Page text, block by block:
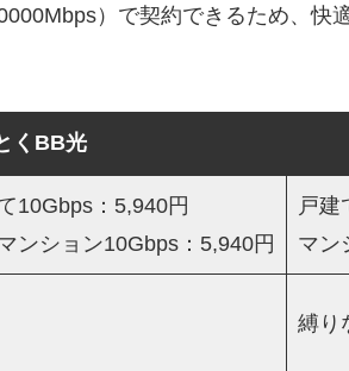
）で契約できるため、快
くBB光
10Gbps：5,940円
ンション10Gbps：5,940円
戸建
マン
縛り